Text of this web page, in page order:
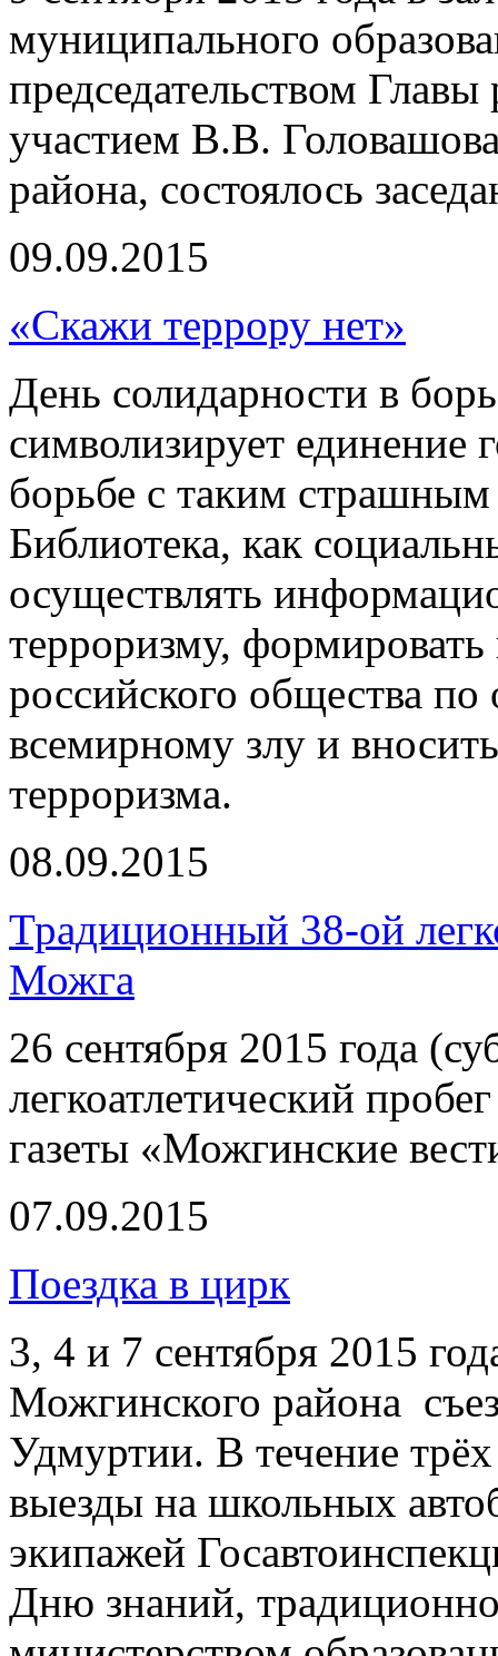
муниципального
председательством
участием В.В.
района, состоялось
09.09.2015
«Скажи террору нет»
День солидарности в
символизирует единение
борьбе с таким
Библиотека, как
осуществлять
терроризму,
российского общества
всемирному злу и
терроризма.
08.09.2015
Традиционный 38-ой
Можга
26 сентября 2015 года
легкоатлетический
газеты «Можгинские
07.09.2015
Поездка в цирк
3, 4 и 7 сентября 2015
Можгинского района
Удмуртии. В течение
выезды на школьных
экипажей
Дню знаний,